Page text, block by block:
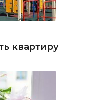
квартиру